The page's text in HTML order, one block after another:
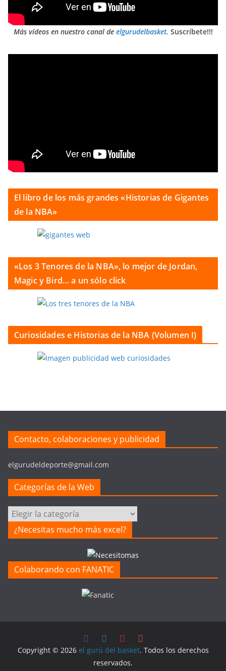
Más vídeos en nuestro canal de elgurudelbasket. Suscríbete!!!
El libro de los más grandes «Historias de Gigantes
de la NBA»
«Los 3 Tenores de la NBA», lo mejor de Jordan,
Magic y Bird… a un sólo click
Curiosidades e Historias de la NBA (Volumen I)
Contacto, colaboraciones y publicidad
elgurudeldeporte@gmail.com
Categorías de la Web
Categorías
la
¿Necesitas mucho más excel?
Colaborando con FANATIC
Copyright © 2026 el gurú del basket. Todos los derechos
reservados.